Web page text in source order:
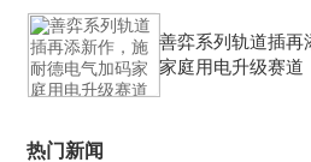
善弈系列轨道插再
家庭用电升级赛道
热门新闻